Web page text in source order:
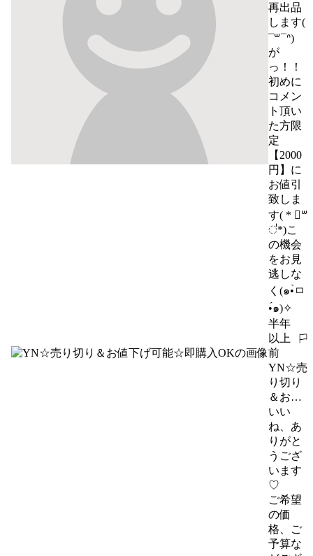
再出品
します(
¯꒳¯ᐢ)
が
っ！！
初めに
コメン
ト頂い
た方限
定
【2000
円】に
お値引
致しま
す( * ॑꒳
॑*)こ
の機会
をお見
逃しな
く(๑•̀ㅁ
•́๑)✧
半年
以上
前
報告する
YN☆売
り切り
＆お値
下げ可
能☆即
購入OK
いい
ね、あ
りがと
うござ
います
♡
ご希望
の価
格、ご
予算な